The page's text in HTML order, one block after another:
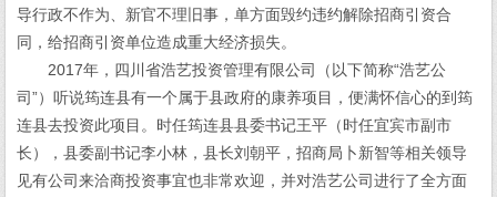
导行政不作为、新官不理旧事，单方面毁约违约解除招商引资合
同，给招商引资单位造成重大经济损失。
2017年，四川省浩艺投资管理有限公司（以下简称“浩艺公
司”）听说筠连县有一个属于县政府的康养项目，便满怀信心的到筠
连县去投资此项目。时任筠连县县委书记王平（时任宜宾市副市
长），县委副书记李小林，县长刘朝平，招商局卜新智等相关领导
见有公司来洽商投资事宜也非常欢迎，并对浩艺公司进行了全方面